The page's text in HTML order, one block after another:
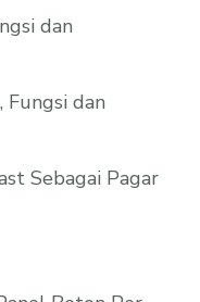
dan
Fungsi dan
Sebagai Pagar